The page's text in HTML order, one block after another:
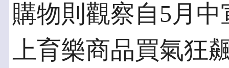
購物則觀察自5月
上育樂商品買氣狂